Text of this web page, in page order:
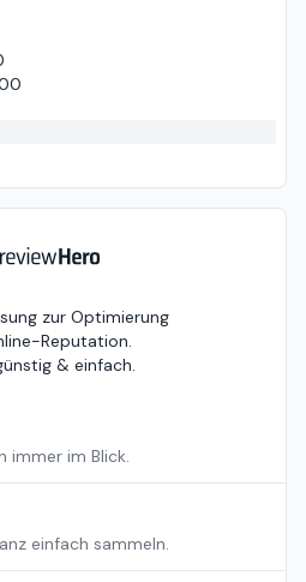
zur Optimierung
Reputation.
& einfach.
immer im Blick.
einfach sammeln.